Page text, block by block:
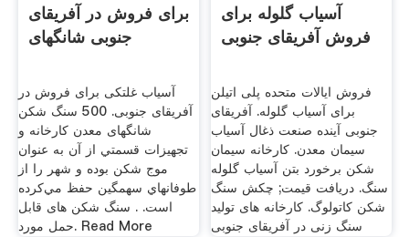
برای فروش در آفریقای
جنوبی شانگهای
آسیاب غلتکی برای فروش در
آفریقای جنوبی. 500 سنگ شکن
شانگهای معدن کارخانه و
تجهیزات قسمتي از آن به عنوان
موج شکن بوده و شهر را از
طوفانهاي سهمگين حفظ مي‌کرده
است. . سنگ شکن های قابل
حمل مورد. Read More
آسیاب گلوله برای
فروش آفریقای جنوبی
فروش ایالات متحده پلی اتیلن
برای آسیاب گلوله. آفریقای
جنوبی آینده صنعت ذغال آسیاب
سیمان معدن. کارخانه سیمان
شکن برخورد بتن آسیاب گلوله
سنگ. دریافت قیمت; چکش سنگ
شکن کاتولوگ. کارخانه های تولید
سنگ زنی در آفریقای جنوبی